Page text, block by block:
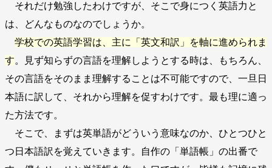
それだけ勉強したわけですが、そこで身につく英語力と
は、どんなものなのでしょうか。
学校での英語学習は、主に「英文和訳」を軸に進められま
す。見ず知らずの言語を理解しようとする時は、もちろん、
その言語をそのまま理解することは不可能ですので、一旦日
本語に訳して、それから理解を促すわけです。最も理に適っ
た方法です。
そこで、まずは英単語がどういう意味なのか、ひとつひと
つ日本語訳を覚えていきます。自作の「単語帳」の出番で